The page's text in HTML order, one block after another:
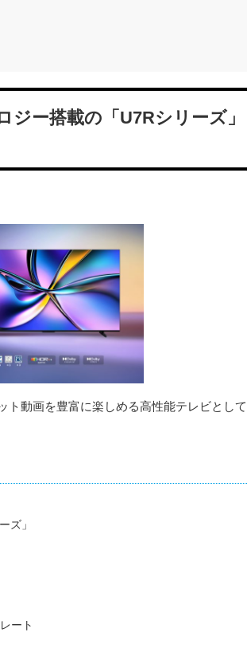
ー搭載の「U7Rシリーズ」
ト動画を豊富に楽しめる高性能テレビとして
ズ」
ート